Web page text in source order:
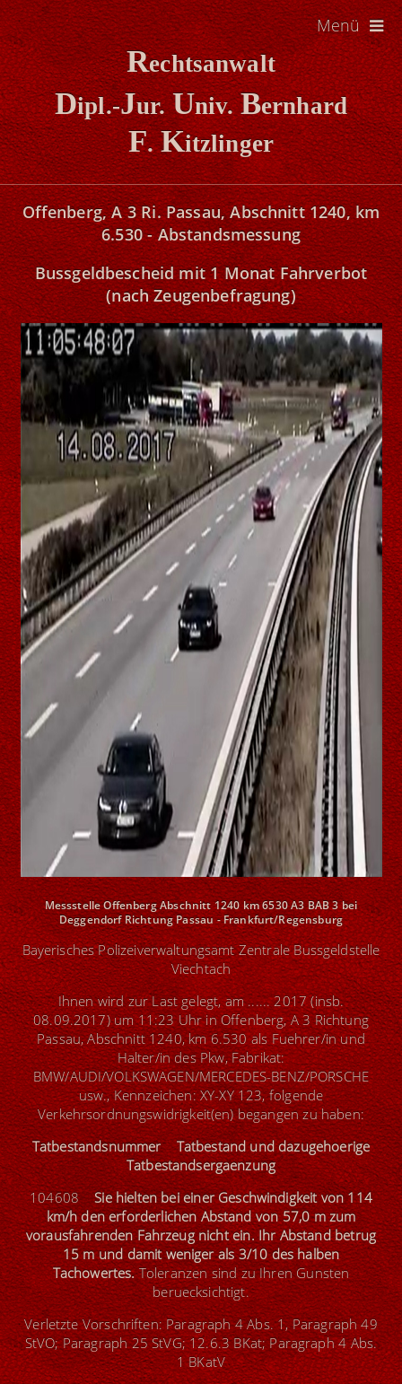
Rechtsanwalt
Dipl.-Jur.Univ.Bernhard
F.Kitzlinger
Menü
Offenberg, A 3 Ri. Passau, Abschnitt 1240, km
6.530 - Abstandsmessung
Bussgeldbescheidmit 1 Monat Fahrverbot
(nach Zeugenbefragung)
Messstelle Offenberg Abschnitt 1240 km 6530 A3 BAB 3 bei
Deggendorf Richtung Passau - Frankfurt/Regensburg
Bayerisches Polizeiverwaltungsamt Zentrale Bussgeldstelle
Viechtach
Ihnen wird zur Last gelegt, am ...... 2017 (insb.
08.09.2017) um 11:23 Uhr in Offenberg, A 3 Richtung
Passau, Abschnitt 1240, km 6.530 als Fuehrer/in und
Halter/in des Pkw, Fabrikat:
BMW/AUDI/VOLKSWAGEN/MERCEDES-BENZ/PORSCHE
usw., Kennzeichen: XY-XY 123, folgende
Verkehrsordnungswidrigkeit(en) begangen zu haben:
Tatbestandsnummer Tatbestand und dazugehoerige
Tatbestandsergaenzung
104608Sie hielten bei einer Geschwindigkeit von 114
km/h den erforderlichen Abstand von 57,0 m zum
vorausfahrenden Fahrzeug nicht ein. Ihr Abstand betrug
15 m und damit weniger als 3/10 des halben
Tachowertes. Toleranzen sind zu Ihren Gunsten
beruecksichtigt.
Verletzte Vorschriften: Paragraph 4 Abs. 1, Paragraph 49
StVO; Paragraph 25 StVG; 12.6.3 BKat; Paragraph 4 Abs.
1 BKatV